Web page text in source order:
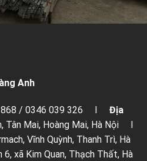
Anh
868 / 0346 039 326 I Địa
Tân Mai, Hoàng Mai, Hà Nội I
Vĩnh Quỳnh, Thanh Trì, Hà
6, xã Kim Quan, Thạch Thất, Hà